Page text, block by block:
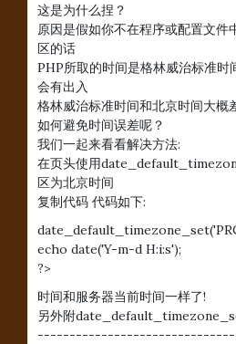
这是为什么捏？
原因是假如你不在程序或配置文件
区的话
PHP所取的时间是格林威治标准时
会有出入
格林威治标准时间和北京时间大概
如何避免时间误差呢？
我们一起来看看解决方法:
在页头使用
区为北京时间
复制代码 代码如下:
echo date('Y-m-d H:i:s');
?>
时间和服务器当前时间一样了!
另外附